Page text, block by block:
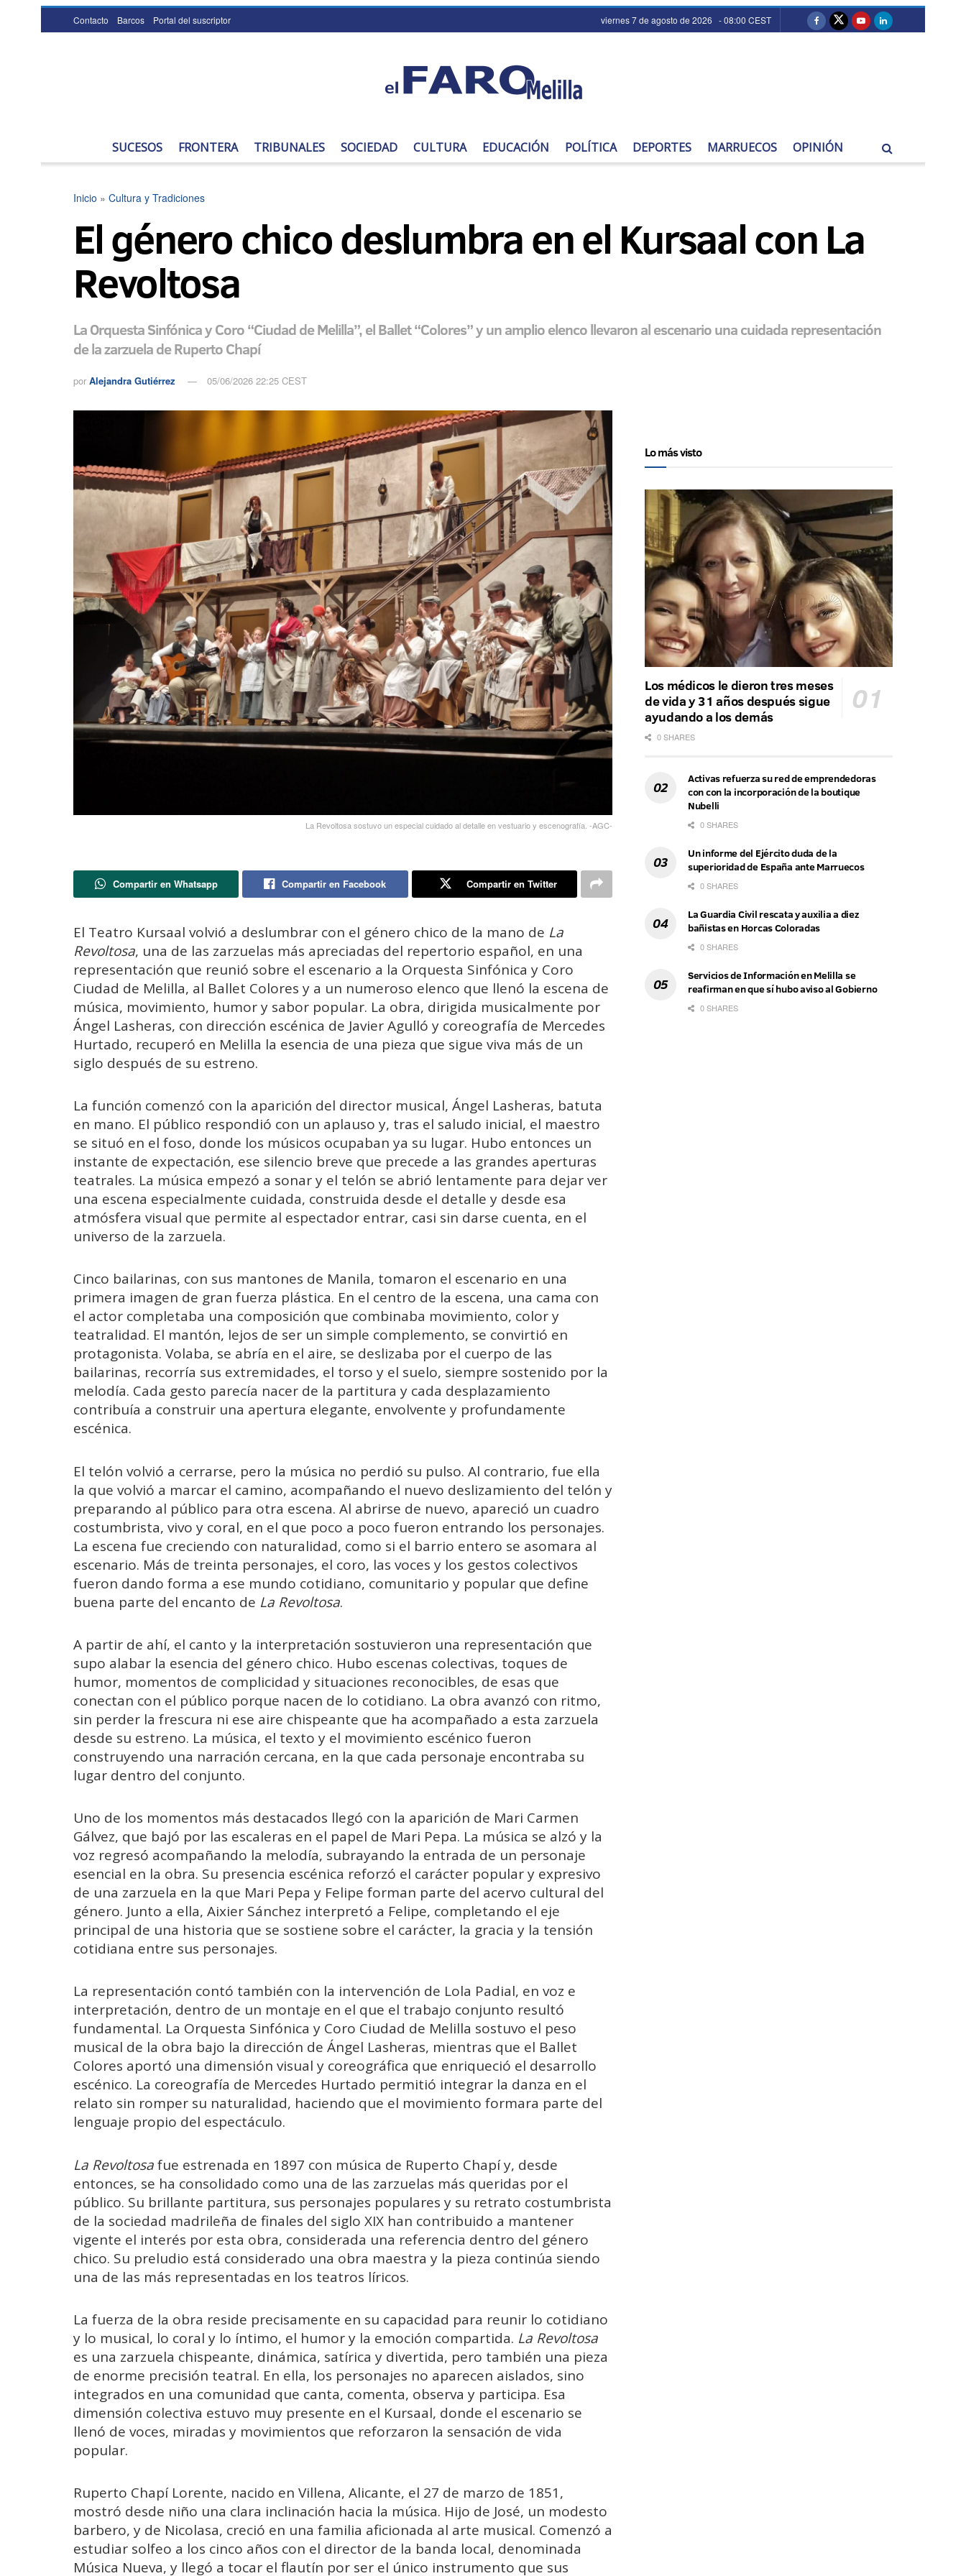
Contacto Barcos Portal del suscriptor viernes 7 de agosto de 2026 - 08:00 CEST
SUCESOS FRONTERA TRIBUNALES SOCIEDAD CULTURA EDUCACIÓN POLÍTICA DEPORTES MARRUECOS OPINIÓN
Inicio » Cultura y Tradiciones
El género chico deslumbra en el Kursaal con La
Revoltosa
La Orquesta Sinfónica y Coro “Ciudad de Melilla”, el Ballet “Colores” y un amplio elenco llevaron al escenario una cuidada representación
de la zarzuela de Ruperto Chapí
por Alejandra Gutiérrez 05/06/2026 22:25 CEST
La Revoltosa sostuvo un especial cuidado al detalle en vestuario y escenografía. -AGC-
Compartir en Whatsapp Compartir en Facebook Compartir en Twitter
El Teatro Kursaal volvió a deslumbrar con el género chico de la mano de La
Revoltosa, una de las zarzuelas más apreciadas del repertorio español, en una
representación que reunió sobre el escenario a la Orquesta Sinfónica y Coro
Ciudad de Melilla, al Ballet Colores y a un numeroso elenco que llenó la escena de
música, movimiento, humor y sabor popular. La obra, dirigida musicalmente por
Ángel Lasheras, con dirección escénica de Javier Agulló y coreografía de Mercedes
Hurtado, recuperó en Melilla la esencia de una pieza que sigue viva más de un
siglo después de su estreno.
La función comenzó con la aparición del director musical, Ángel Lasheras, batuta
en mano. El público respondió con un aplauso y, tras el saludo inicial, el maestro
se situó en el foso, donde los músicos ocupaban ya su lugar. Hubo entonces un
instante de expectación, ese silencio breve que precede a las grandes aperturas
teatrales. La música empezó a sonar y el telón se abrió lentamente para dejar ver
una escena especialmente cuidada, construida desde el detalle y desde esa
atmósfera visual que permite al espectador entrar, casi sin darse cuenta, en el
universo de la zarzuela.
Cinco bailarinas, con sus mantones de Manila, tomaron el escenario en una
primera imagen de gran fuerza plástica. En el centro de la escena, una cama con
el actor completaba una composición que combinaba movimiento, color y
teatralidad. El mantón, lejos de ser un simple complemento, se convirtió en
protagonista. Volaba, se abría en el aire, se deslizaba por el cuerpo de las
bailarinas, recorría sus extremidades, el torso y el suelo, siempre sostenido por la
melodía. Cada gesto parecía nacer de la partitura y cada desplazamiento
contribuía a construir una apertura elegante, envolvente y profundamente
escénica.
El telón volvió a cerrarse, pero la música no perdió su pulso. Al contrario, fue ella
la que volvió a marcar el camino, acompañando el nuevo deslizamiento del telón y
preparando al público para otra escena. Al abrirse de nuevo, apareció un cuadro
costumbrista, vivo y coral, en el que poco a poco fueron entrando los personajes.
La escena fue creciendo con naturalidad, como si el barrio entero se asomara al
escenario. Más de treinta personajes, el coro, las voces y los gestos colectivos
fueron dando forma a ese mundo cotidiano, comunitario y popular que define
buena parte del encanto de La Revoltosa.
A partir de ahí, el canto y la interpretación sostuvieron una representación que
supo alabar la esencia del género chico. Hubo escenas colectivas, toques de
humor, momentos de complicidad y situaciones reconocibles, de esas que
conectan con el público porque nacen de lo cotidiano. La obra avanzó con ritmo,
sin perder la frescura ni ese aire chispeante que ha acompañado a esta zarzuela
desde su estreno. La música, el texto y el movimiento escénico fueron
construyendo una narración cercana, en la que cada personaje encontraba su
lugar dentro del conjunto.
Uno de los momentos más destacados llegó con la aparición de Mari Carmen
Gálvez, que bajó por las escaleras en el papel de Mari Pepa. La música se alzó y la
voz regresó acompañando la melodía, subrayando la entrada de un personaje
esencial en la obra. Su presencia escénica reforzó el carácter popular y expresivo
de una zarzuela en la que Mari Pepa y Felipe forman parte del acervo cultural del
género. Junto a ella, Aixier Sánchez interpretó a Felipe, completando el eje
principal de una historia que se sostiene sobre el carácter, la gracia y la tensión
cotidiana entre sus personajes.
La representación contó también con la intervención de Lola Padial, en voz e
interpretación, dentro de un montaje en el que el trabajo conjunto resultó
fundamental. La Orquesta Sinfónica y Coro Ciudad de Melilla sostuvo el peso
musical de la obra bajo la dirección de Ángel Lasheras, mientras que el Ballet
Colores aportó una dimensión visual y coreográfica que enriqueció el desarrollo
escénico. La coreografía de Mercedes Hurtado permitió integrar la danza en el
relato sin romper su naturalidad, haciendo que el movimiento formara parte del
lenguaje propio del espectáculo.
La Revoltosafue estrenada en 1897 con música de Ruperto Chapí y, desde
entonces, se ha consolidado como una de las zarzuelas más queridas por el
público. Su brillante partitura, sus personajes populares y su retrato costumbrista
de la sociedad madrileña de finales del siglo XIX han contribuido a mantener
vigente el interés por esta obra, considerada una referencia dentro del género
chico. Su preludio está considerado una obra maestra y la pieza continúa siendo
una de las más representadas en los teatros líricos.
La fuerza de la obra reside precisamente en su capacidad para reunir lo cotidiano
y lo musical, lo coral y lo íntimo, el humor y la emoción compartida. La Revoltosa
es una zarzuela chispeante, dinámica, satírica y divertida, pero también una pieza
de enorme precisión teatral. En ella, los personajes no aparecen aislados, sino
integrados en una comunidad que canta, comenta, observa y participa. Esa
dimensión colectiva estuvo muy presente en el Kursaal, donde el escenario se
llenó de voces, miradas y movimientos que reforzaron la sensación de vida
popular.
Ruperto Chapí Lorente, nacido en Villena, Alicante, el 27 de marzo de 1851,
mostró desde niño una clara inclinación hacia la música. Hijo de José, un modesto
barbero, y de Nicolasa, creció en una familia aficionada al arte musical. Comenzó a
estudiar solfeo a los cinco años con el director de la banda local, denominada
Música Nueva, y llegó a tocar el flautín por ser el único instrumento que sus
Lo más visto
Los médicos le dieron tres meses
de vida y 31 años después sigue
ayudando a los demás
0 SHARES
Activas refuerza su red de emprendedoras
con con la incorporación de la boutique
Nubelli
0 SHARES
Un informe del Ejército duda de la
superioridad de España ante Marruecos
0 SHARES
La Guardia Civil rescata y auxilia a diez
bañistas en Horcas Coloradas
0 SHARES
Servicios de Información en Melilla se
reafirman en que sí hubo aviso al Gobierno
0 SHARES